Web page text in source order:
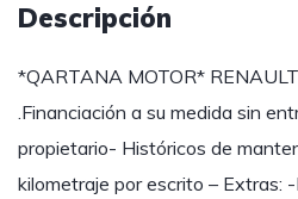
Descripción
*QARTANA MOTOR*
.Financiación a su medida sin
propietario- Históricos de
kilometraje por escrito – Extras: